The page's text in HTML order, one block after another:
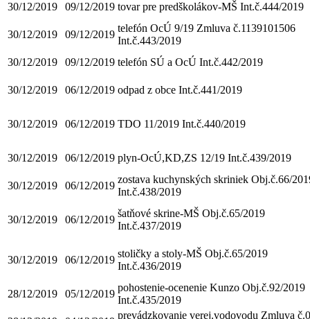
30/12/2019 09/12/2019 tovar pre predškolákov-MŠ Int.č.444/2019
30/12/2019 09/12/2019
telefón OcÚ 9/19 Zmluva č.1139101506
Int.č.443/2019
30/12/2019
09/12/2019 telefón SÚ a OcÚ Int.č.442/2019
30/12/2019 06/12/2019 odpad z obce Int.č.441/2019
30/12/2019 06/12/2019 TDO 11/2019 Int.č.440/2019
30/12/2019 06/12/2019 plyn-OcÚ,KD,ZS 12/19 Int.č.439/2019
30/12/2019 06/12/2019
zostava kuchynských skriniek Obj.č.66/
Int.č.438/2019
30/12/2019 06/12/2019
šatňové skrine-MŠ Obj.č.65/2019
Int.č.437/2019
30/12/2019 06/12/2019
stoličky a stoly-MŠ Obj.č.65/2019
Int.č.436/2019
28/12/2019 05/12/2019
pohostenie-ocenenie Kunzo Obj.č.92/2019
Int.č.435/2019
prevádzkovanie verej.vodovodu Zmluva